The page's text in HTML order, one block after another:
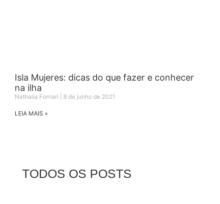
Isla Mujeres: dicas do que fazer e conhecer
na ilha
Nathalia Fornari 8 de junho de 2021
LEIA MAIS »
TODOS OS POSTS